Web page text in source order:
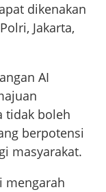
dikenakan
Jakarta,
AI
tidak boleh
berpotensi
masyarakat.
mengarah